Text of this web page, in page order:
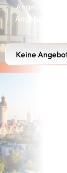
Angebote, die
Angebote, die
Keine